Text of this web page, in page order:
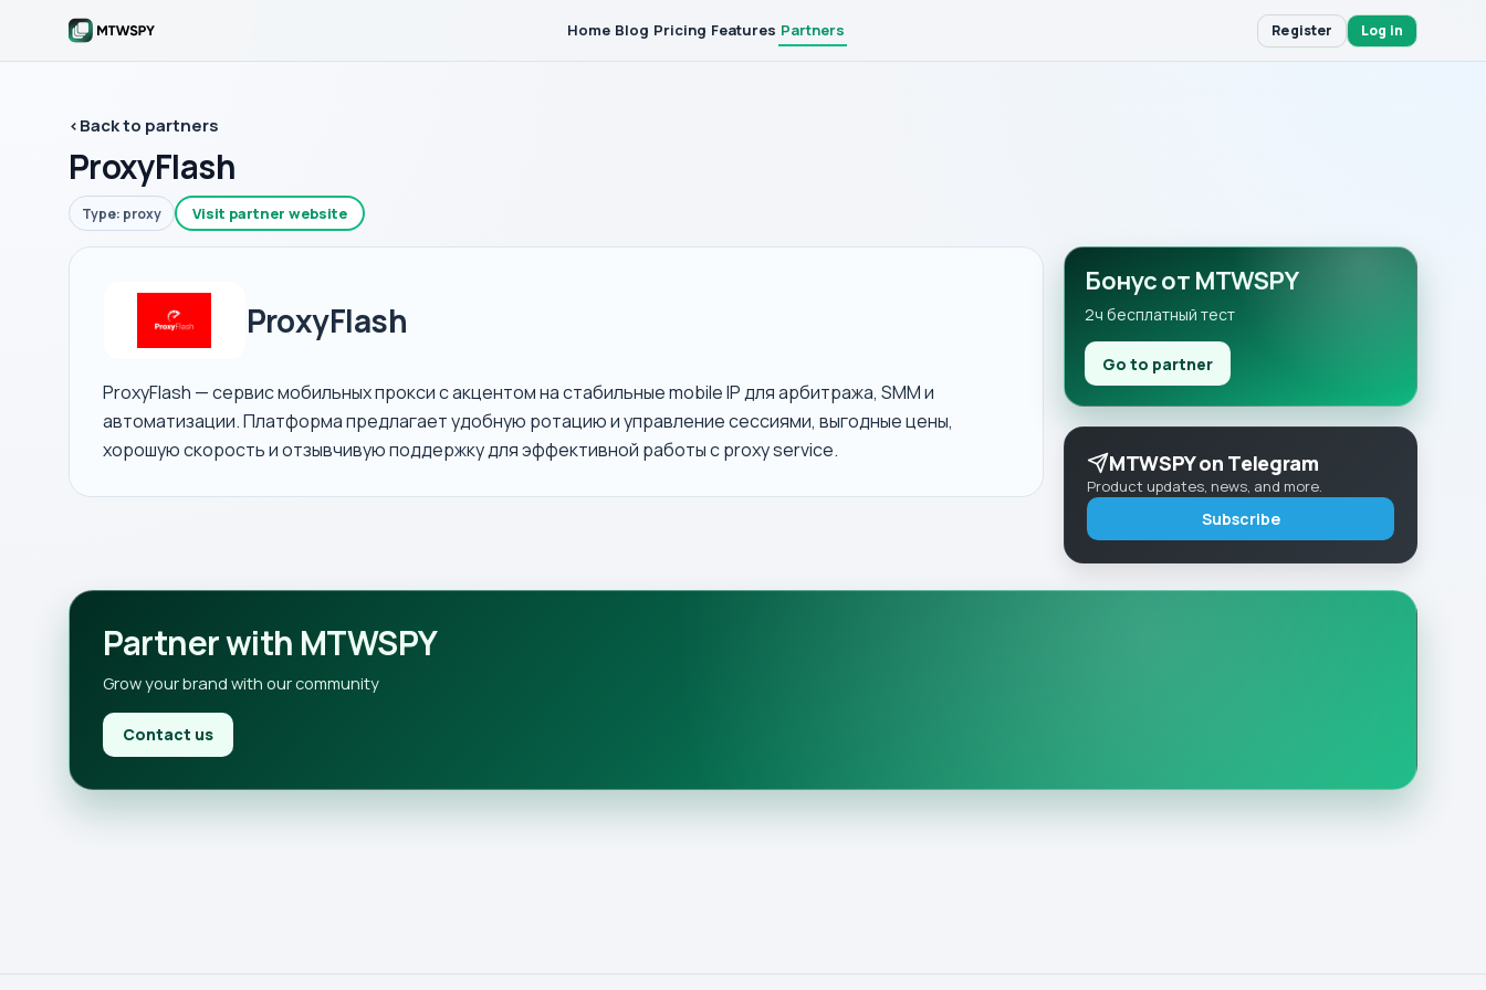
Home Blog Pricing Features Partners Register Log in
‹Back to partners
ProxyFlash
Type: proxy Visit partner website
ProxyFlash
ProxyFlash — сервис мобильных прокси с акцентом на стабильные mobile IP для арбитража, SMM и
автоматизации. Платформа предлагает удобную ротацию и управление сессиями, выгодные цены,
хорошую скорость и отзывчивую поддержку для эффективной работы с proxy service.
Бонус от MTWSPY
2ч бесплатный тест
Go to partner
MTWSPY on Telegram
Product updates, news, and more.
Subscribe
Partner with MTWSPY
Grow your brand with our community
Contact us